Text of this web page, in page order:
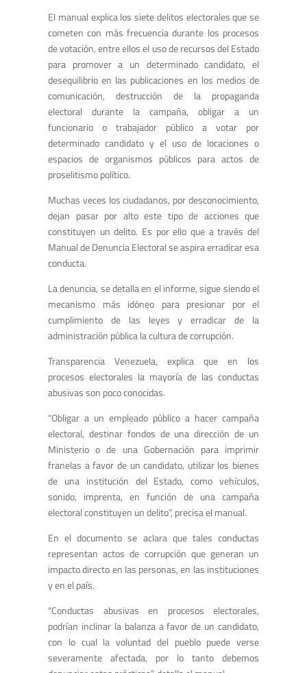
El manual explica los siete delitos electorales que se
cometen con más frecuencia durante los procesos
de votación, entre ellos el uso de recursos del Estado
para promover a un determinado candidato, el
desequilibrio en las publicaciones en los medios de
comunicación, destrucción de la propaganda
electoral durante la campaña, obligar a un
funcionario o trabajador público a votar por
determinado candidato y el uso de locaciones o
espacios de organismos públicos para actos de
proselitismo político.
Muchas veces los ciudadanos, por desconocimiento,
dejan pasar por alto este tipo de acciones que
constituyen un delito. Es por ello que a través del
Manual de Denuncia Electoral se aspira erradicar esa
conducta.
La denuncia, se detalla en el informe, sigue siendo el
mecanismo más idóneo para presionar por el
cumplimiento de las leyes y erradicar de la
administración pública la cultura de corrupción.
Transparencia Venezuela, explica que en los
procesos electorales la mayoría de las conductas
abusivas son poco conocidas.
“Obli­gar a un empleado público a hacer campaña
electoral, destinar fondos de una dirección de un
Ministerio o de una Gobernación para imprimir
franelas a favor de un candidato, utilizar los bienes
de una institución del Es­tado, como vehículos,
sonido, imprenta, en función de una campaña
electoral constituyen un delito”, precisa el manual.
En el documento se aclara que tales conductas
representan actos de corrupción que generan un
impacto directo en las personas, en las instituciones
y en el país.
“Conductas abusivas en procesos electorales,
podrían inclinar la balanza a favor de un candidato,
con lo cual la voluntad del pueblo puede verse
severamente afectada, por lo tanto debemos